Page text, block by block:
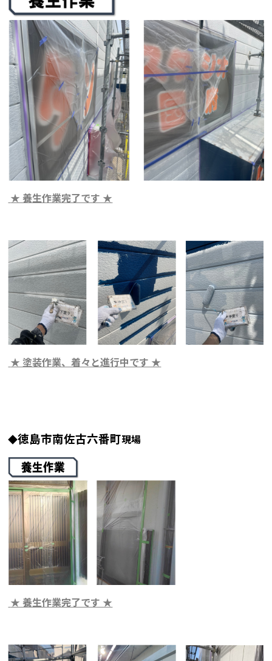
★ 養生作業完了です ★
★ 塗装作業、着々と進行中です ★
◆徳島市南佐古六番町現場
★ 養生作業完了です ★